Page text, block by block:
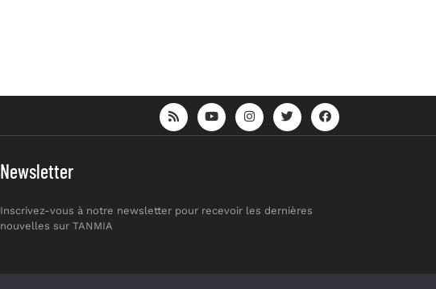
Newsletter
Inscrivez-vous à notre newsletter pour recevoir les dernières
nouvelles sur TANMIA